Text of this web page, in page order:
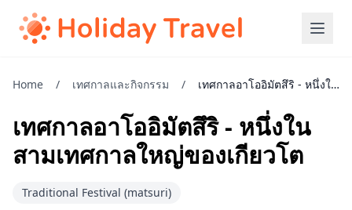
Home / เทศกาลและกิจกรรม / เทศกาลอาโออิมัตสึริ - หนึ่งในสามเทศกาลใหญ่ของเกียวโต
เทศกาลอาโออิมัตสึริ - หนึ่งใน
สามเทศกาลใหญ่ของเกียวโต
Traditional Festival (matsuri)